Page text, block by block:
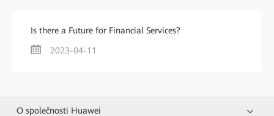
Is there a Future for Financial Services?
2023-04-11
O společnosti Huawei